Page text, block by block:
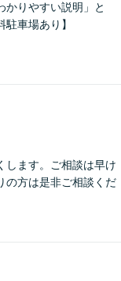
かりやすい説明」と
車場あり】
します。ご相談は早け
の方は是非ご相談くだ